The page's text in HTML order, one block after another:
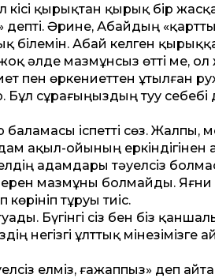
кісі қырықтан қырық бір
Әри­не, Абайдың
білемін. Абай келген
әлде мазмұнсыз өтті ме,
өркениеттен ұтылған
сұрағыңыздың туу себебі
іспетті сөз. Жалпы,
ақыл-ойының еркіндігінен
адамдары тәуелсіз
ерен мазмұны болмайды. Яғни
тұруы тиіс.
Бүгінгі сіз бен біз
негізгі ұлттық
елміз, ғажаппыз» деп